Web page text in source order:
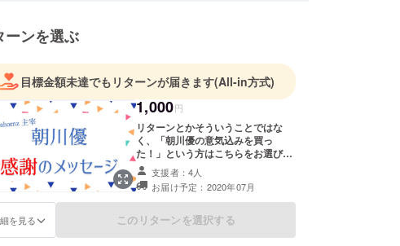
ーンを選ぶ
目標金額未達でもリターンが届きます(All-in方式)
1,000円
リターンとかそういうことではな
く、「朝川優の意気込みを買っ
た！」という方はこちらをお選び下
さい。ただ、ただ、私、朝川優が心
から全ての感謝の気持ちを込めて
綴った文章をメールにて送らせてい
ただきます。
支援者：4人
お届け予定：2020年07月
を見る このリターンを選択する